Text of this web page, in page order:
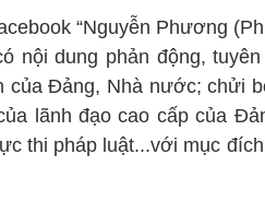
“Nguyễn Phương
nội dung phản động,
Đảng, Nhà nước; chửi
lãnh đạo cao cấp của
thi pháp luật...với mục